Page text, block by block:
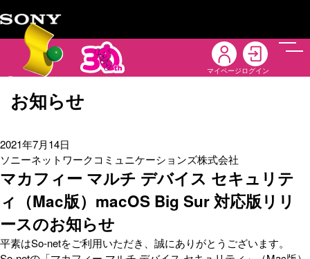
マイページ ログイン
メニ
お知らせ
2021年7月14日
ソニーネットワークコミュニケーションズ株式会社
マカフィー マルチ デバイス セキュリテ
ィ（Mac版）macOS Big Sur 対応版リリ
ースのお知らせ
平素はSo-netをご利用いただき、誠にありがとうございます。